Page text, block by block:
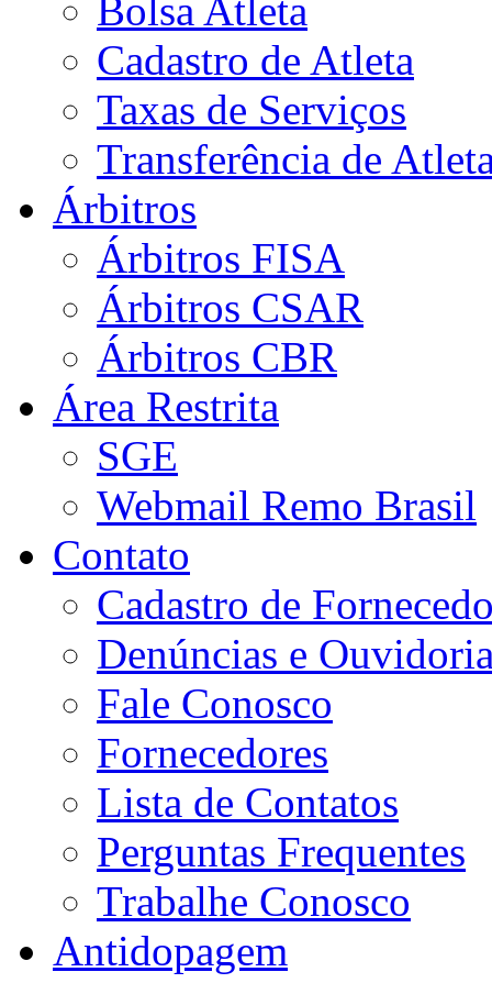
Bolsa Atleta
Cadastro de Atleta
Taxas de Serviços
Transferência de
Árbitros
Árbitros FISA
Árbitros CSAR
Árbitros CBR
Área Restrita
SGE
Webmail Remo Brasil
Contato
Cadastro de
Denúncias e
Fale Conosco
Fornecedores
Lista de Contatos
Perguntas Frequentes
Trabalhe Conosco
Antidopagem